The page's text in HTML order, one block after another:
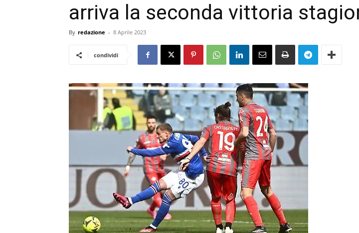
arriva la seconda vittoria
By redazione - 8 Aprile 2023
condividi